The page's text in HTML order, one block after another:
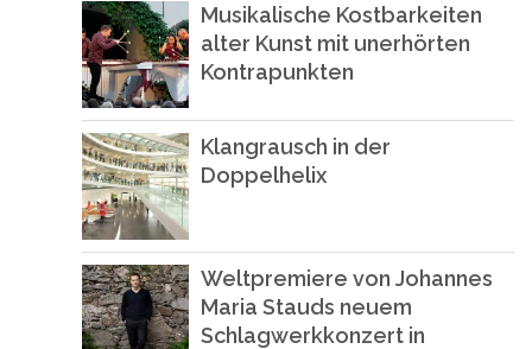
Musikalische Kostbarkeiten
alter Kunst mit unerhörten
Kontrapunkten
Klangrausch in der
Doppelhelix
Weltpremiere von Johannes
Maria Stauds neuem
Schlagwerkkonzert in